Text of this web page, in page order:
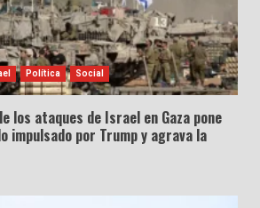
Política Social
los ataques de Israel en Gaza pone
impulsado por Trump y agrava la